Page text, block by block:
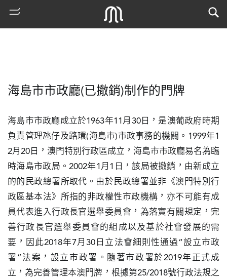
古
地
圖
媽
閣
海島市市政廳(已撤銷)制作的門牌
海島市市政廳成立於1963年11月30日，是澳葡政府時期
負責管理氹仔及路環(海島市)市政事務的機關。1999年1
2月20日，澳門特別行政區成立，海島市市政廳易名為臨
時海島市政局。2002年1月1日，該局被撤銷，由新成立
的的民政總署所取代。由於民政總署並非《澳門特別行
政區基本法》所指的非政權性市政機構，亦不可能有成
員代表進入行政長官選舉委員會，為落實有關規定，完
善行政長官選舉委員會的組成以及基於社會發展的需
要，因此2018年7月30日立法會細則性通過“設立市政
署”法案，設立市政署。隨著市政署於2019年正式成
立，為完善管理本澳門牌，根據第25/2018號行政法規之